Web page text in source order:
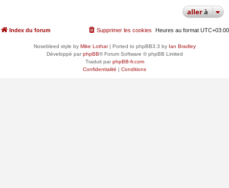
allerà
Index du forum Heures au format UTC+03:00
Supprimer les cookies
Nosebleed style by Mike Lothar| Ported to phpBB3.3 by Ian Bradley
Développé parphpBB® Forum Software © phpBB Limited
Traduit parphpBB-fr.com
Confidentialité | Conditions